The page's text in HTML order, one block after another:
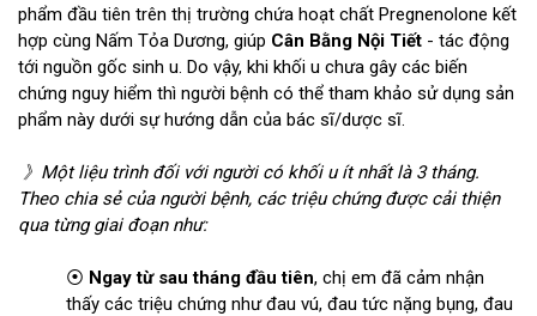
phẩm đầu tiên trên thị trường chứa hoạt chất Pregnenolone kết
hợp cùng Nấm Tỏa Dương, giúp Cân Bằng Nội Tiết - tác động
tới nguồn gốc sinh u. Do vậy, khi khối u chưa gây các biến
chứng nguy hiểm thì người bệnh có thể tham khảo sử dụng sản
phẩm này dưới sự hướng dẫn của bác sĩ/dược sĩ.
》Một liệu trình đối với người có khối u ít nhất là 3 tháng.
Theo chia sẻ của người bệnh, các triệu chứng được cải thiện
qua từng giai đoạn như:
⦿ Ngay từ sau tháng đầu tiên, chị em đã cảm nhận
thấy các triệu chứng như đau vú, đau tức nặng bụng, đau